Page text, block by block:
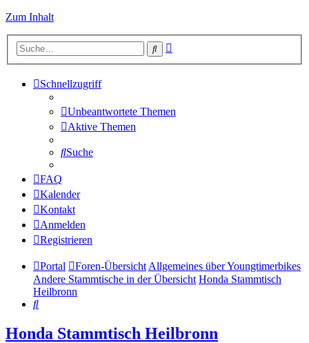
Zum Inhalt
Suche
Schnellzugriff
Unbeantwortete Themen
Aktive Themen
Suche
FAQ
Kalender
Kontakt
Anmelden
Registrieren
Portal Foren-Übersicht Allgemeines über Youngtimerbikes
Andere Stammtische in der Übersicht Honda Stammtisch
Heilbronn
Suche
Honda Stammtisch Heilbronn